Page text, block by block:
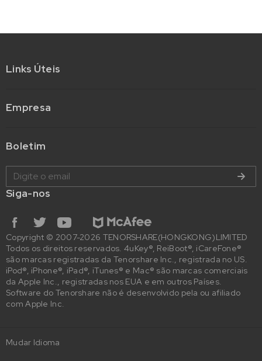
Links Úteis
Empresa
Boletim
Siga-nos
Copyright © 2007-2026 TENORSHARE(HONGKONG)LIMITED
Todos os direitos reservados. 4uKey®, ReiBoot®, iCareFone®
são marcas registradas da Tenorshare Inc., registrada no US.
iPod®, iPhone®, iPad®, iTunes® e Mac® são marcas comerciais
da Apple Inc., registradas nos EUA e em outros Países.
Software do Tenorshare não é desenvolvido pela ou afiliado
com Apple Inc.
Mudar Idioma